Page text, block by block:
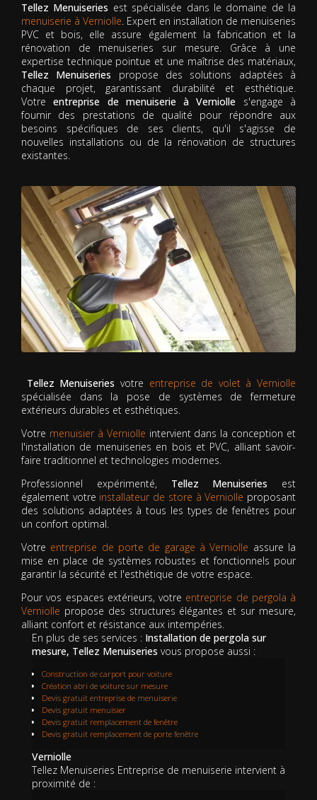
Tellez Menuiseries est spécialisée dans le domaine de la
menuiserie à Verniolle. Expert en installation de menuiseries
PVC et bois, elle assure également la fabrication et la
rénovation de menuiseries sur mesure. Grâce à une
expertise technique pointue et une maîtrise des matériaux,
Tellez Menuiseries propose des solutions adaptées à
chaque projet, garantissant durabilité et esthétique.
Votreentreprise de menuiserie à Verniolle s'engage à
fournir des prestations de qualité pour répondre aux
besoins spécifiques de ses clients, qu'il s'agisse de
nouvelles installations ou de la rénovation de structures
existantes.
Tellez Menuiseries votre entreprise de volet à Verniolle
spécialisée dans la pose de systèmes de fermeture
extérieurs durables et esthétiques.
Votre menuisier à Verniolle intervient dans la conception et
l'installation de menuiseries en bois et PVC, alliant savoir-
faire traditionnel et technologies modernes.
Professionnel expérimenté, Tellez Menuiseries est
également votre installateur de store à Verniolle proposant
des solutions adaptées à tous les types de fenêtres pour
un confort optimal.
Votre entreprise de porte de garage à Verniolle assure la
mise en place de systèmes robustes et fonctionnels pour
garantir la sécurité et l'esthétique de votre espace.
Pour vos espaces extérieurs, votre entreprise de pergola à
Verniolle propose des structures élégantes et sur mesure,
alliant confort et résistance aux intempéries.
En plus de ses services : Installation de pergola sur
mesure, Tellez Menuiseries vous propose aussi :
Construction de carport pour voiture
Création abri de voiture sur mesure
Devis gratuit entreprise de menuiserie
Devis gratuit menuisier
Devis gratuit remplacement de fenêtre
Devis gratuit remplacement de porte fenêtre
Verniolle
Tellez Menuiseries Entreprise de menuiserie intervient à
proximité de :